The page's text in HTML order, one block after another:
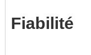
Fiabilité